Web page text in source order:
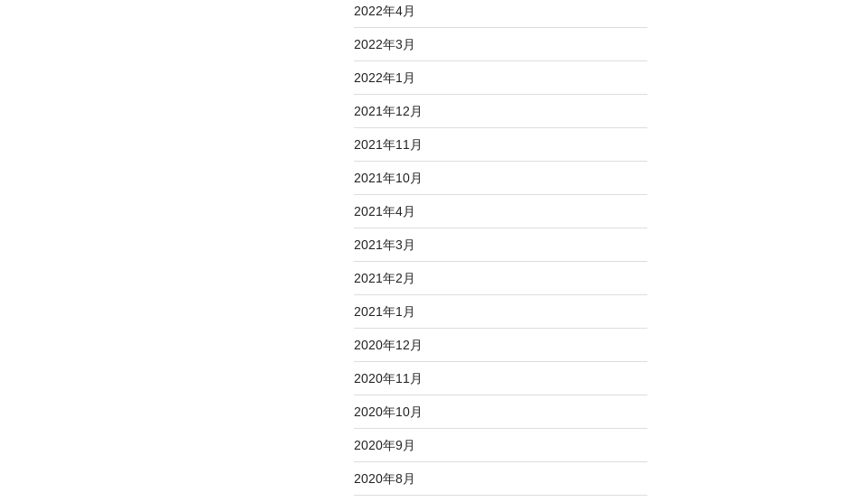
2022年4月
2022年3月
2022年1月
2021年12月
2021年11月
2021年10月
2021年4月
2021年3月
2021年2月
2021年1月
2020年12月
2020年11月
2020年10月
2020年9月
2020年8月